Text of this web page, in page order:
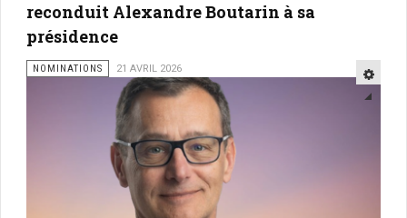
reconduit Alexandre Boutarin à sa
présidence
NOMINATIONS 21 AVRIL 2026